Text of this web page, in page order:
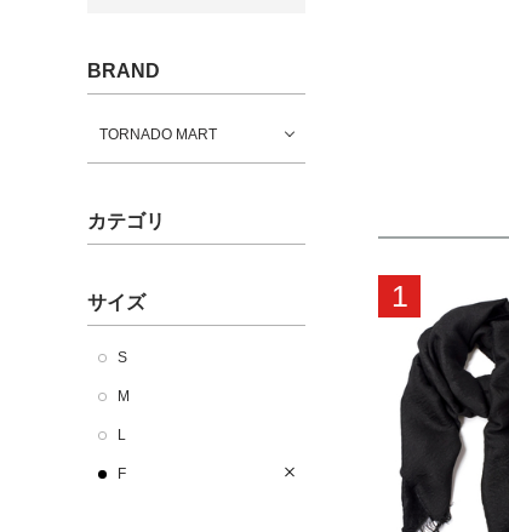
BRAND
TORNADO MART
カテゴリ
サイズ
S
M
L
F
1